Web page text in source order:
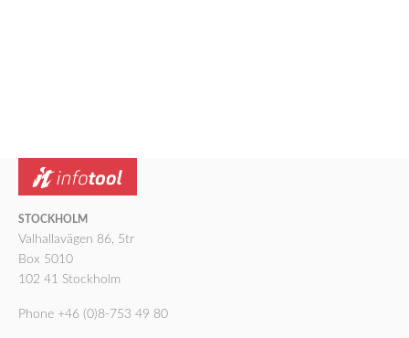
STOCKHOLM
Valhallavägen 86, 5tr
Box 5010
102 41 Stockholm
Phone +46 (0)8-753 49 80